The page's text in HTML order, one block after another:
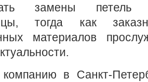
замены петель
тогда как
материалов
в Санкт-